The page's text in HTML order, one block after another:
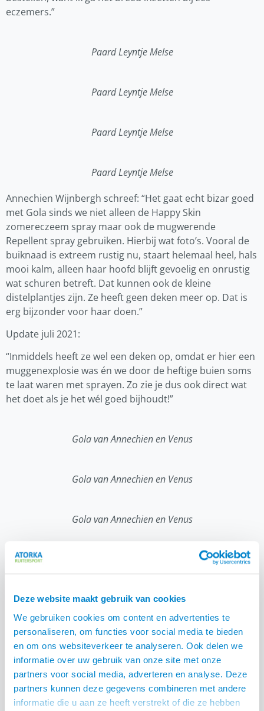
Deze website maakt gebruik van cookies
We gebruiken cookies om content en advertenties te
personaliseren, om functies voor social media te bieden
en om ons websiteverkeer te analyseren. Ook delen we
informatie over uw gebruik van onze site met onze
partners voor social media, adverteren en analyse. Deze
partners kunnen deze gegevens combineren met andere
informatie die u aan ze heeft verstrekt of die ze hebben
eczemers.”
Paard Leyntje Melse
Paard Leyntje Melse
Paard Leyntje Melse
Paard Leyntje Melse
Annechien Wijnbergh schreef: “Het gaat echt bizar goed
met Gola sinds we niet alleen de Happy Skin
zomereczeem spray maar ook de mugwerende
Repellent spray gebruiken. Hierbij wat foto’s. Vooral de
buiknaad is extreem rustig nu, staart helemaal heel, hals
mooi kalm, alleen haar hoofd blijft gevoelig en onrustig
wat schuren betreft. Dat kunnen ook de kleine
distelplantjes zijn. Ze heeft geen deken meer op. Dat is
erg bijzonder voor haar doen.”
Update juli 2021:
“Inmiddels heeft ze wel een deken op, omdat er hier een
muggenexplosie was én we door de heftige buien soms
te laat waren met sprayen. Zo zie je dus ook direct wat
het doet als je het wél goed bijhoudt!”
Gola van Annechien en Venus
Gola van Annechien en Venus
Gola van Annechien en Venus
Deel: